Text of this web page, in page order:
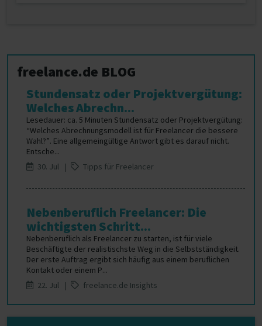
freelance.de BLOG
Stundensatz oder Projektvergütung:
Welches Abrechn...
Lesedauer: ca. 5 Minuten Stundensatz oder Projektvergütung:
“Welches Abrechnungsmodell ist für Freelancer die bessere
Wahl?”. Eine allgemeingültige Antwort gibt es darauf nicht.
Entsche...
30. Jul |
Tipps für Freelancer
Nebenberuflich Freelancer: Die
wichtigsten Schritt...
Nebenberuflich als Freelancer zu starten, ist für viele
Beschäftigte der realistischste Weg in die Selbstständigkeit.
Der erste Auftrag ergibt sich häufig aus einem beruflichen
Kontakt oder einem P...
22. Jul |
freelance.de Insights